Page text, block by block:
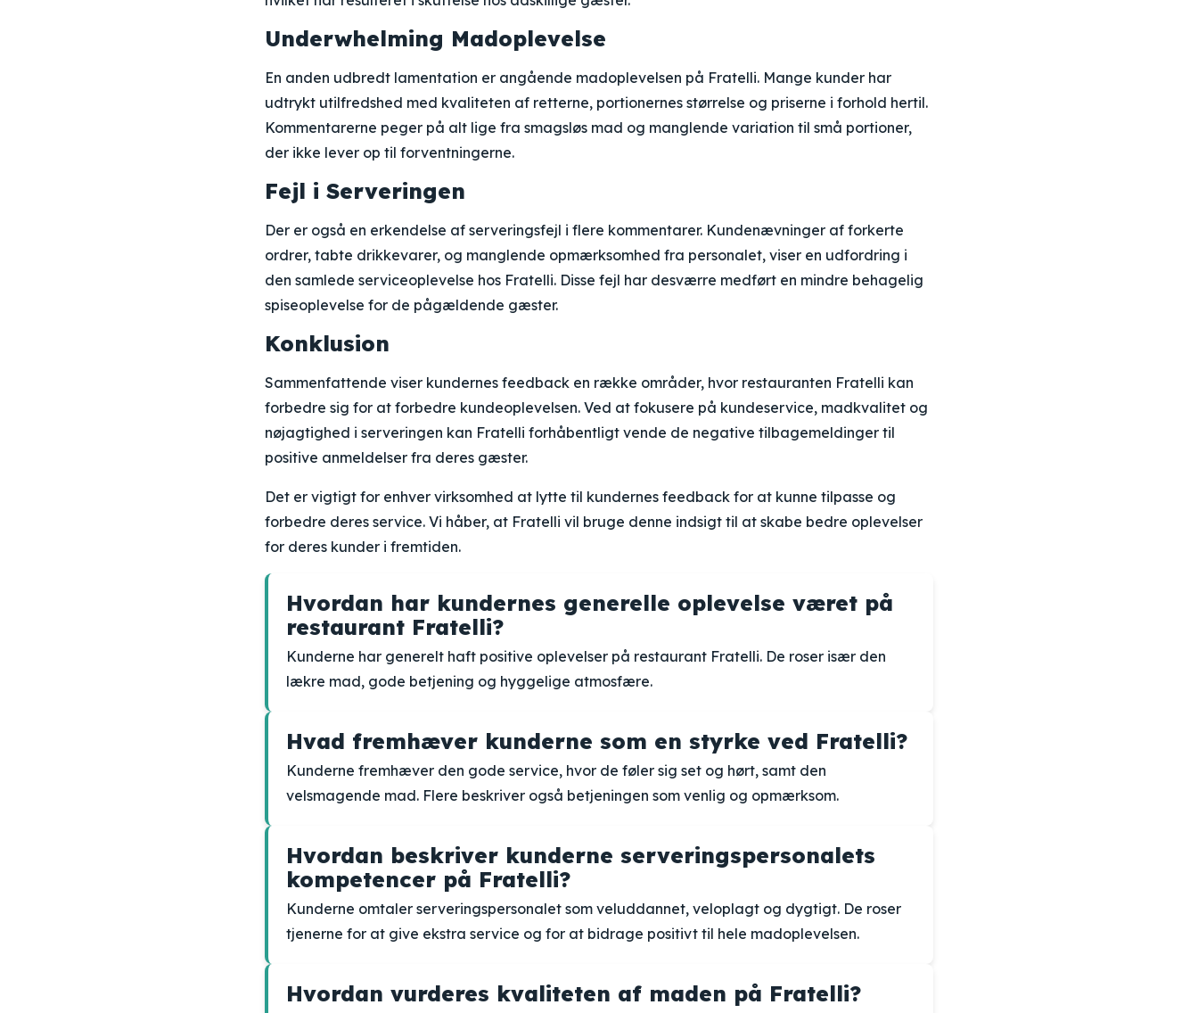
Underwhelming Madoplevelse
En anden udbredt lamentation er angående madoplevelsen på Fratelli. Mange kunder har
udtrykt utilfredshed med kvaliteten af retterne, portionernes størrelse og priserne i forhold hertil.
Kommentarerne peger på alt lige fra smagsløs mad og manglende variation til små portioner,
der ikke lever op til forventningerne.
Fejl i Serveringen
Der er også en erkendelse af serveringsfejl i flere kommentarer. Kundenævninger af forkerte
ordrer, tabte drikkevarer, og manglende opmærksomhed fra personalet, viser en udfordring i
den samlede serviceoplevelse hos Fratelli. Disse fejl har desværre medført en mindre behagelig
spiseoplevelse for de pågældende gæster.
Konklusion
Sammenfattende viser kundernes feedback en række områder, hvor restauranten Fratelli kan
forbedre sig for at forbedre kundeoplevelsen. Ved at fokusere på kundeservice, madkvalitet og
nøjagtighed i serveringen kan Fratelli forhåbentligt vende de negative tilbagemeldinger til
positive anmeldelser fra deres gæster.
Det er vigtigt for enhver virksomhed at lytte til kundernes feedback for at kunne tilpasse og
forbedre deres service. Vi håber, at Fratelli vil bruge denne indsigt til at skabe bedre oplevelser
for deres kunder i fremtiden.
Hvordan har kundernes generelle oplevelse været på
restaurant Fratelli?
Kunderne har generelt haft positive oplevelser på restaurant Fratelli. De roser især den
lækre mad, gode betjening og hyggelige atmosfære.
Hvad fremhæver kunderne som en styrke ved Fratelli?
Kunderne fremhæver den gode service, hvor de føler sig set og hørt, samt den
velsmagende mad. Flere beskriver også betjeningen som venlig og opmærksom.
Hvordan beskriver kunderne serveringspersonalets
kompetencer på Fratelli?
Kunderne omtaler serveringspersonalet som veluddannet, veloplagt og dygtigt. De roser
tjenerne for at give ekstra service og for at bidrage positivt til hele madoplevelsen.
Hvordan vurderes kvaliteten af maden på Fratelli?